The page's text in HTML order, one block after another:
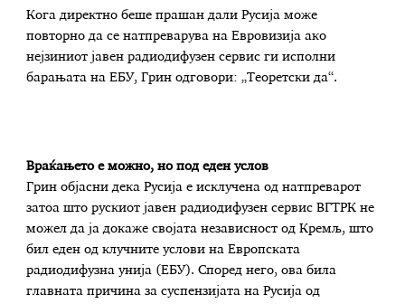
Кога директно беше прашан дали Русија може
повторно да се натпреварува на Евровизија ако
нејзиниот јавен радиодифузен сервис ги исполни
барањата на ЕБУ, Грин одговори: „Теоретски да“.
Враќањето е можно, но под еден услов
Грин објасни дека Русија е исклучена од натпреварот
затоа што рускиот јавен радиодифузен сервис ВГТРК не
можел да ја докаже својата независност од Кремљ, што
бил еден од клучните услови на Европската
радиодифузна унија (ЕБУ). Според него, ова била
главната причина за суспензијата на Русија од